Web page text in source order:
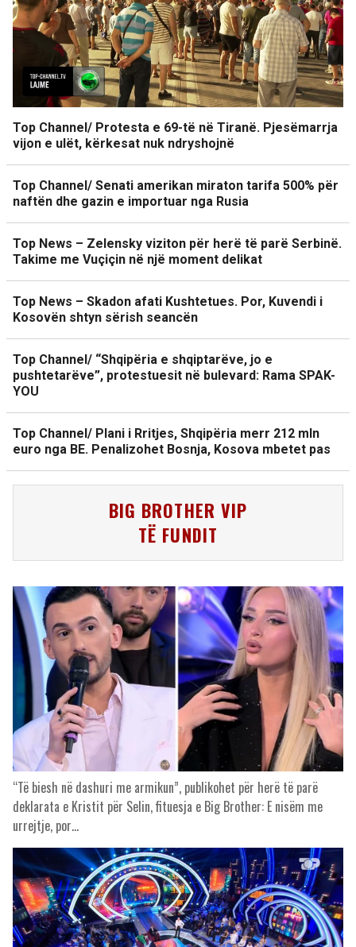
Top Channel/ Protesta e 69-të në Tiranë. Pjesëmarrja
vijon e ulët, kërkesat nuk ndryshojnë
Top Channel/ Senati amerikan miraton tarifa 500% për
naftën dhe gazin e importuar nga Rusia
Top News – Zelensky viziton për herë të parë Serbinë.
Takime me Vuçiçin në një moment delikat
Top News – Skadon afati Kushtetues. Por, Kuvendi i
Kosovën shtyn sërish seancën
Top Channel/ “Shqipëria e shqiptarëve, jo e
pushtetarëve”, protestuesit në bulevard: Rama SPAK-
YOU
Top Channel/ Plani i Rritjes, Shqipëria merr 212 mln
euro nga BE. Penalizohet Bosnja, Kosova mbetet pas
BIG BROTHER VIP
TË FUNDIT
“Të biesh në dashuri me armikun”, publikohet për herë të parë
deklarata e Kristit për Selin, fituesja e Big Brother: E nisëm me
urrejtje, por…